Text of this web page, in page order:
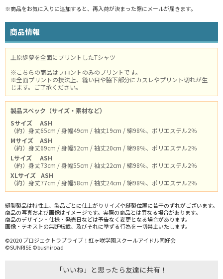
※商品をお気に入りに追加すると、再入荷が決まった際にメールが届きます。
商品情報
上原歩夢を全面にプリントしたTシャツ
※こちらの商品はフロントのみのプリントです。
※全面プリントの技法上、縫い目や脇下部分にカスレやプリント切れが生
じます。ご了承ください。
製品スペック（サイズ・素材など）
Sサイズ
ASH
（約）身丈65cm / 身幅49cm / 袖丈19cm / 綿98％、ポリエステル2％
Mサイズ
ASH
（約）身丈69cm / 身幅52cm / 袖丈20cm / 綿98％、ポリエステル2％
Lサイズ
ASH
（約）身丈73cm / 身幅55cm / 袖丈22cm / 綿98％、ポリエステル2％
XLサイズ ASH
（約）身丈77cm / 身幅58cm / 袖丈24cm / 綿98％、ポリエステル2％
縫製製品は特性上、製品ごとに仕上がりサイズや縫製位置に若干のずれがございます。
商品の写真および画像はイメージです。実際の商品とは異なる場合があります。
商品のデザイン・仕様・発売日などは予告なく変更となる場合があります。
画像・テキストの無断転載、及びそれに準ずる行為を一切禁止いたします。
©2020 プロジェクトラブライブ！虹ヶ咲学園スクールアイドル同好会
©SUNRISE ©bushiroad
「いいね」と思ったら友達に共有！